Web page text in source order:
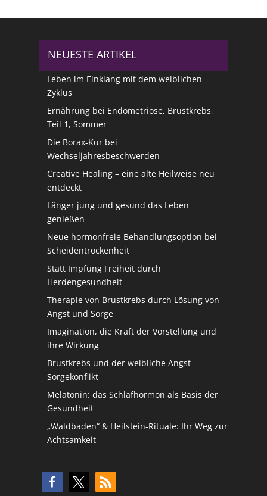
NEUESTE ARTIKEL
Leben im Einklang mit dem weiblichen
Zyklus
Ernährung bei Endometriose, Brustkrebs,
Teil 1, Sommer
Die Borax-Kur bei
Wechseljahresbeschwerden
Creative Healing – eine alte Heilweise neu
entdeckt
Länger jung und gesund das Leben
genießen
Neue hormonfreie Behandlungsoption bei
Scheidentrockenheit
Statt Impfung Freiheit durch
Herdengesundheit
Therapie von Brustkrebs durch Lösung von
Angst und Sorge
Imagination, die Kraft der Vorstellung und
ihre Wirkung
Brustkrebs und der weibliche Angst-
Sorgekonflikt
Melatonin: das Schlafhormon als Basis der
Gesundheit
„Waldbaden“ & Heilstein-Rituale: Ihr Weg zur
Achtsamkeit